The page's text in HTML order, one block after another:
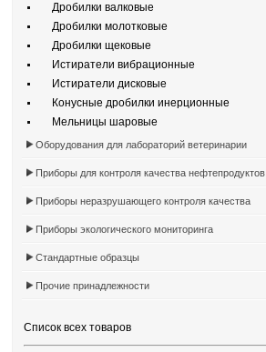
Дробилки валковые
Дробилки молотковые
Дробилки щековые
Истиратели вибрационные
Истиратели дисковые
Конусные дробилки инерционные
Мельницы шаровые
Оборудования для лабораторий ветеринарии
Приборы для контроля качества нефтепродуктов
Приборы неразрушающего контроля качества
Приборы экологического мониторинга
Стандартные образцы
Прочие принадлежности
Список всех товаров